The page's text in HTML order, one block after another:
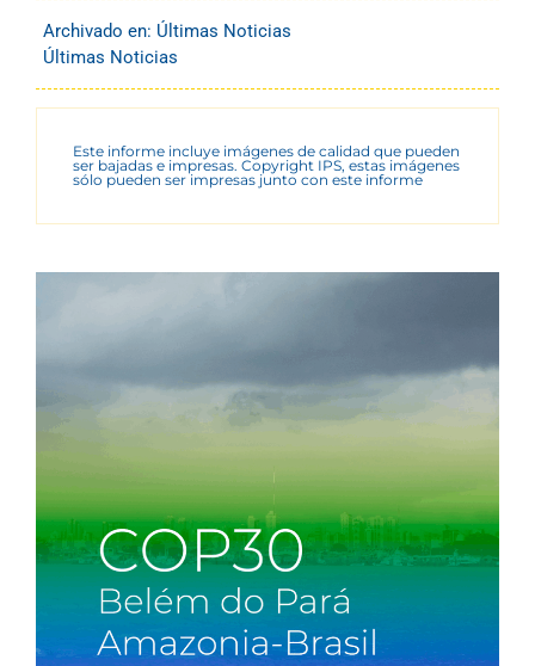
Archivado en: Últimas Noticias
Últimas Noticias
Este informe incluye imágenes de calidad que pueden
ser bajadas e impresas. Copyright IPS, estas imágenes
sólo pueden ser impresas junto con este informe